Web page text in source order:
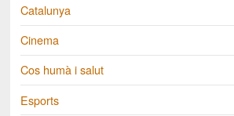
Catalunya
Cinema
Cos humà i salut
Esports